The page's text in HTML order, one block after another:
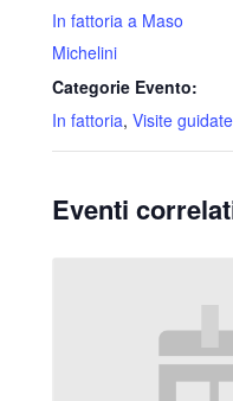
In fattoria a Maso
Michelini
Categorie Evento:
In fattoria, Visite guidate
Eventi